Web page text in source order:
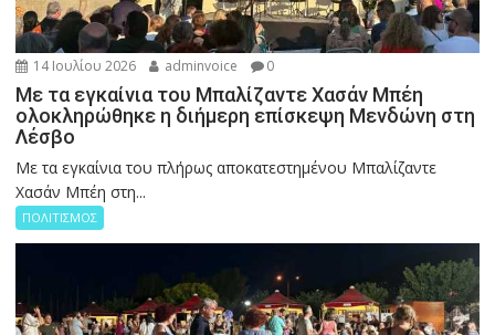
14 Ιουλίου 2026 adminvoice 0
Με τα εγκαίνια του Μπαλίζαντε Χασάν Μπέη
ολοκληρώθηκε η διήμερη επίσκεψη Μενδώνη στη
Λέσβο
Με τα εγκαίνια του πλήρως αποκατεστημένου Μπαλίζαντε
Χασάν Μπέη στη...
ΠΟΛΙΤΙΣΜΟΣ